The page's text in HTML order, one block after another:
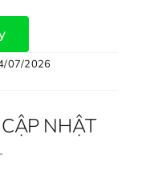
07/2026
NHẬT